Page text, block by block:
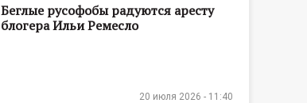
Беглые русофобы радуются аресту
блогера Ильи Ремесло
20 июля 2026 - 11:40